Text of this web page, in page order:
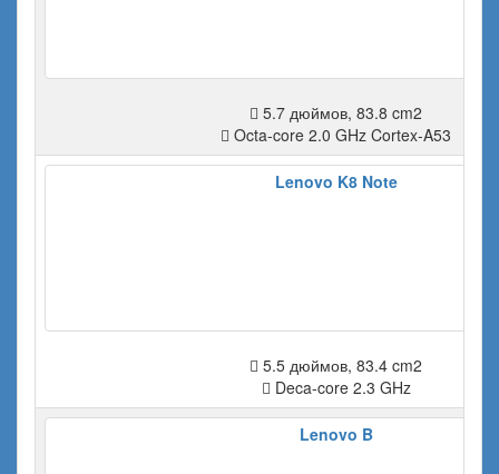
5.7 дюймов, 83.8 cm2
Octa-core 2.0 GHz Cortex-A53
Lenovo K8 Note
5.5 дюймов, 83.4 cm2
Deca-core 2.3 GHz
Lenovo B